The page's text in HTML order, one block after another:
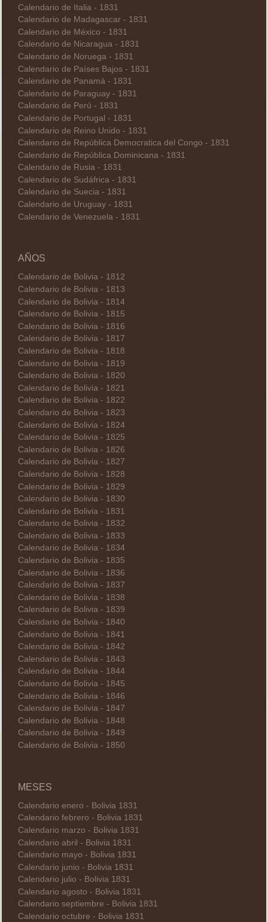
Calendario de Italia - 1831
Calendario de Madagascar - 1831
Calendario de México - 1831
Calendario de Nicaragua - 1831
Calendario de Noruega - 1831
Calendario de Países Bajos - 1831
Calendario de Panamá - 1831
Calendario de Paraguay - 1831
Calendario de Perú - 1831
Calendario de Portugal - 1831
Calendario de Reino Unido - 1831
Calendario de República Democratica del Congo - 1831
Calendario de República Dominicana - 1831
Calendario de Rusia - 1831
Calendario de Sudáfrica - 1831
Calendario de Suecia - 1831
Calendario de Uruguay - 1831
Calendario de Venezuela - 1831
AÑOS
Calendario de Bolivia - 1812
Calendario de Bolivia - 1813
Calendario de Bolivia - 1814
Calendario de Bolivia - 1815
Calendario de Bolivia - 1816
Calendario de Bolivia - 1817
Calendario de Bolivia - 1818
Calendario de Bolivia - 1819
Calendario de Bolivia - 1820
Calendario de Bolivia - 1821
Calendario de Bolivia - 1822
Calendario de Bolivia - 1823
Calendario de Bolivia - 1824
Calendario de Bolivia - 1825
Calendario de Bolivia - 1826
Calendario de Bolivia - 1827
Calendario de Bolivia - 1828
Calendario de Bolivia - 1829
Calendario de Bolivia - 1830
Calendario de Bolivia - 1831
Calendario de Bolivia - 1832
Calendario de Bolivia - 1833
Calendario de Bolivia - 1834
Calendario de Bolivia - 1835
Calendario de Bolivia - 1836
Calendario de Bolivia - 1837
Calendario de Bolivia - 1838
Calendario de Bolivia - 1839
Calendario de Bolivia - 1840
Calendario de Bolivia - 1841
Calendario de Bolivia - 1842
Calendario de Bolivia - 1843
Calendario de Bolivia - 1844
Calendario de Bolivia - 1845
Calendario de Bolivia - 1846
Calendario de Bolivia - 1847
Calendario de Bolivia - 1848
Calendario de Bolivia - 1849
Calendario de Bolivia - 1850
MESES
Calendario enero - Bolivia 1831
Calendario febrero - Bolivia 1831
Calendario marzo - Bolivia 1831
Calendario abril - Bolivia 1831
Calendario mayo - Bolivia 1831
Calendario junio - Bolivia 1831
Calendario julio - Bolivia 1831
Calendario agosto - Bolivia 1831
Calendario septiembre - Bolivia 1831
Calendario octubre - Bolivia 1831